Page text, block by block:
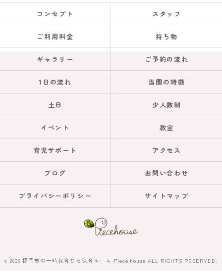
コンセプト スタッフ
ご利用料金 持ち物
ギャラリー ご予約の流れ
1日の流れ 当園の特徴
土日 少人数制
イベント 教室
育児サポート アクセス
ブログ お問い合わせ
プライバシーポリシー サイトマップ
c 2026 福岡市の一時保育なら保育ルーム Piece house ALL RIGHTS RESERVED.